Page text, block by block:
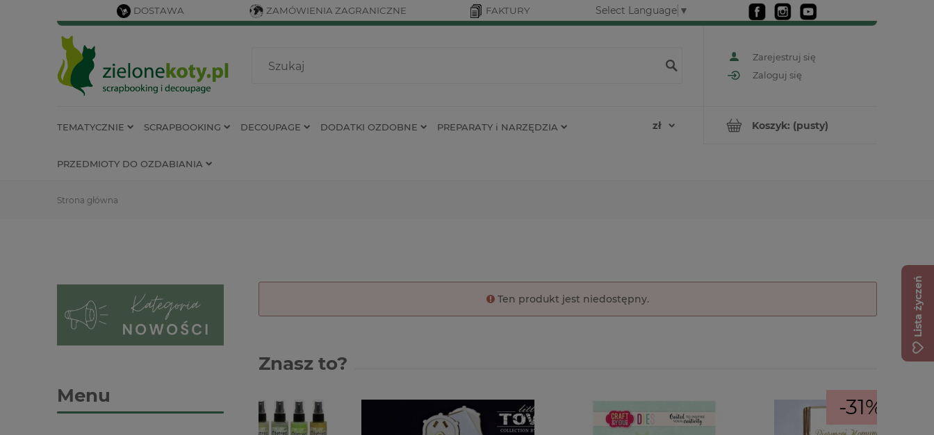
DOSTAWA ZAMÓWIENIA ZAGRANICZNE FAKTURY Select Language ▼
Zarejestruj się
Zaloguj się
Koszyk: (pusty)
TEMATYCZNIE SCRAPBOOKING DECOUPAGE DODATKI OZDOBNE PREPARATY i NARZĘDZIA
PRZEDMIOTY DO OZDABIANIA
Strona główna
Menu
Ten produkt jest niedostępny.
Znasz to?
-31%
Lista życzeń